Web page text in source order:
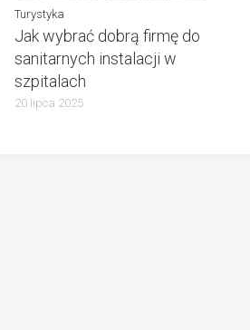
Turystyka
Jak wybrać dobrą firmę do
sanitarnych instalacji w
szpitalach
20 lipca 2025